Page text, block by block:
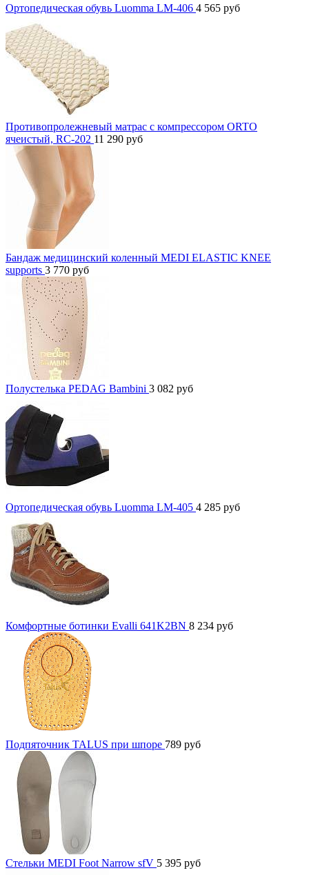
Ортопедическая обувь Luomma LM-406 4 565 руб
Противопролежневый матрас с компрессором ORTO
ячеистый, RC-202 11 290 руб
Бандаж медицинский коленный MEDI ELASTIC KNEE
supports 3 770 руб
Полустелька PEDAG Bambini 3 082 руб
Ортопедическая обувь Luomma LM-405 4 285 руб
Комфортные ботинки Evalli 641K2BN 8 234 руб
Подпяточник TALUS при шпоре 789 руб
Стельки MEDI Foot Narrow sfV 5 395 руб